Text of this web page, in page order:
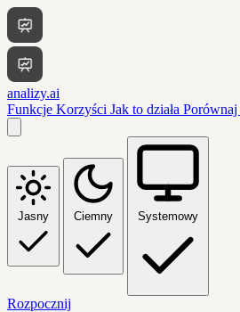
analizy.ai
Funkcje Korzyści Jak to działa Porównaj
Jasny Ciemny Systemowy
Rozpocznij